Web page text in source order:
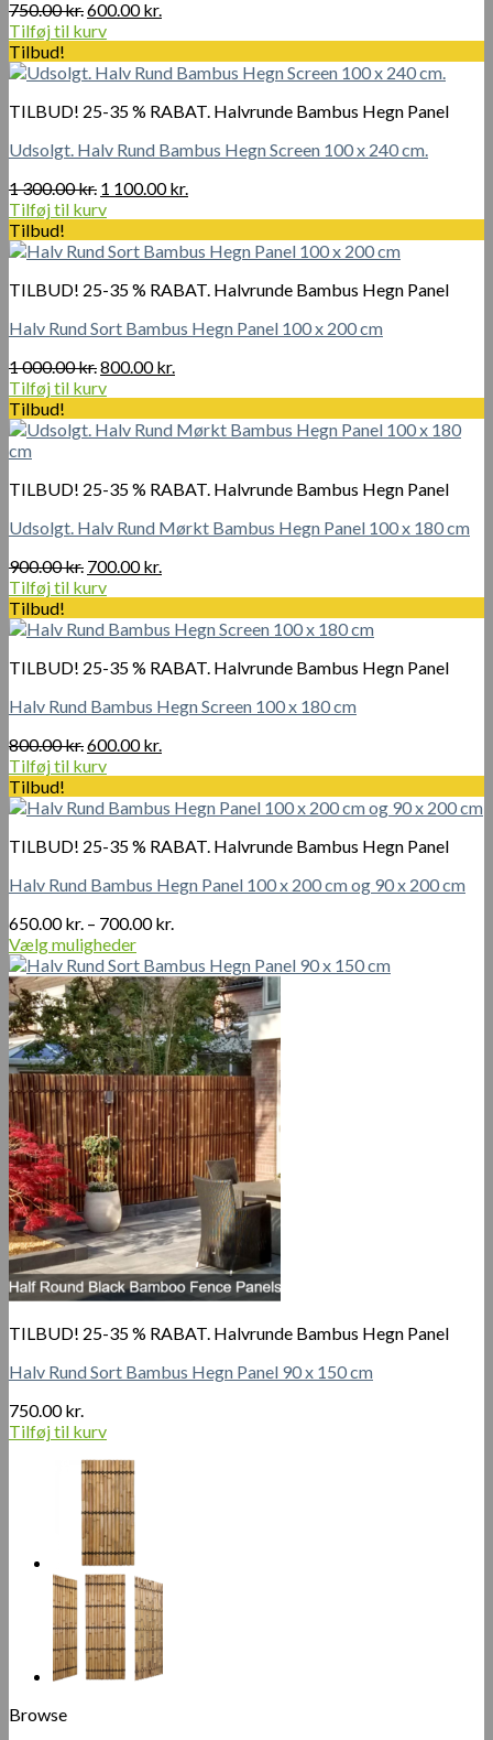
750.00kr.Den
oprindelige
var:
600.00kr.
er:
Tilføj til kurv
Tilbud!
TILBUD! 25-35 % RABAT. Halvrunde Bambus Hegn Panel
Udsolgt. Halv Rund Bambus Hegn Screen 100 x 240 cm.
1 300.00kr. Den
oprindelige
var:
300.00 kr..
1 100.00kr.
er:
100.00 kr..
Tilføj til kurv
Tilbud!
TILBUD! 25-35 % RABAT. Halvrunde Bambus Hegn Panel
Halv Rund Sort Bambus Hegn Panel 100 x 200 cm
1 000.00kr.Den
oprindelige
var:
800.00kr.
er:
Tilføj til kurv
Tilbud!
TILBUD! 25-35 % RABAT. Halvrunde Bambus Hegn Panel
Udsolgt. Halv Rund Mørkt Bambus Hegn Panel 100 x 180 cm
900.00kr. Den
oprindelige
var:
700.00kr.
er:
Tilføj til kurv
Tilbud!
TILBUD! 25-35 % RABAT. Halvrunde Bambus Hegn Panel
Halv Rund Bambus Hegn Screen 100 x 180 cm
800.00kr.Den
oprindelige
var:
600.00kr.
er:
Tilføj til kurv
Tilbud!
TILBUD! 25-35 % RABAT. Halvrunde Bambus Hegn Panel
Halv Rund Bambus Hegn Panel 100 x 200 cm og 90 x 200 cm
650.00kr. – 700.00kr.
til
700.00 kr.
Vælg muligheder
Dette
vare
har
flere
varianter.
Mulighederne
kan
vælges
på
varesiden
TILBUD! 25-35 % RABAT. Halvrunde Bambus Hegn Panel
Halv Rund Sort Bambus Hegn Panel 90 x 150 cm
750.00kr.
Tilføj til kurv
Browse